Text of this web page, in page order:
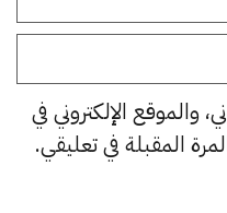
والموقع الإلكتروني في
المقبلة في تعليقي.